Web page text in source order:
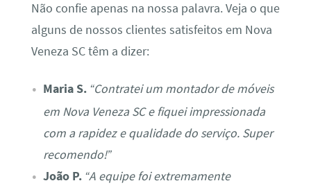
Não confie apenas na nossa palavra. Veja o que
alguns de nossos clientes satisfeitos em Nova
Veneza SC têm a dizer:
Maria S. “Contratei um montador de móveis
em Nova Veneza SC e fiquei impressionada
com a rapidez e qualidade do serviço. Super
recomendo!”
João P. “A equipe foi extremamente